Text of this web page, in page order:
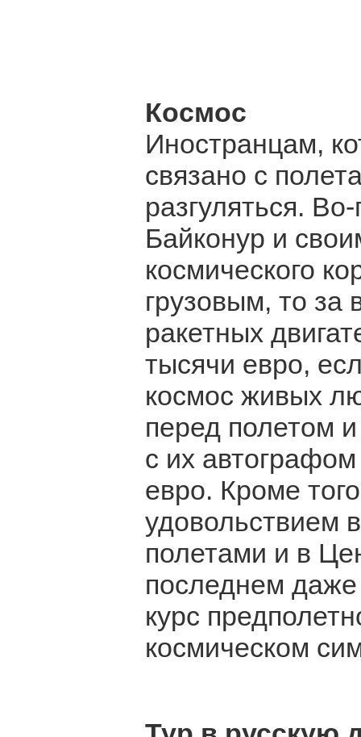
Космос
Иностранцам,
связано с
разгуляться.
Байконур и
космического
грузовым, то за
ракетных
тысячи евро,
космос живых
перед полетом
с их
евро. Кроме
удовольствием
полетами и в
последнем
курс
космическом